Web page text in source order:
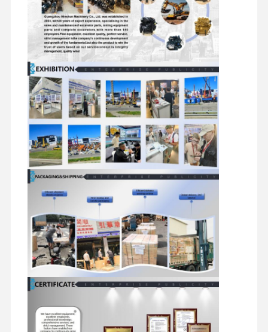
মিতসুবিশি ইঞ্জিন
এক্সকাভেটর ইঞ্জিন
ইঞ্জিন পুনর্নির্মাণের কিট
ইনজেকশন পাম্প
টার্বোচার্জার সমাবেশ
অন্যান্য ইঞ্জিন যন্ত্রাংশ
বৈদ্যুতিন নিয়ন্ত্রণ ব্যবস্থা
ইঞ্জিনের বৈদ্যুতিক উপাদান
ইঞ্জিন জ্বালানী সিস্টেম
খননকারী হাইড্রোলিক যন্ত্রাংশ
খননকারী খুচরা যন্ত্রাংশ